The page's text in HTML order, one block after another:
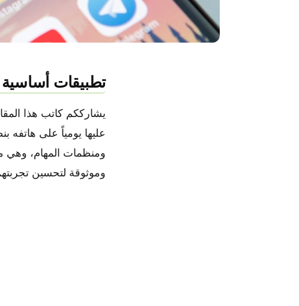
تطبيقات أساسية
يشارككم كاتب هذا
عليها يومياً على هاتفه
ومنظمات المهام، وهي
وموثوقة لتحسين